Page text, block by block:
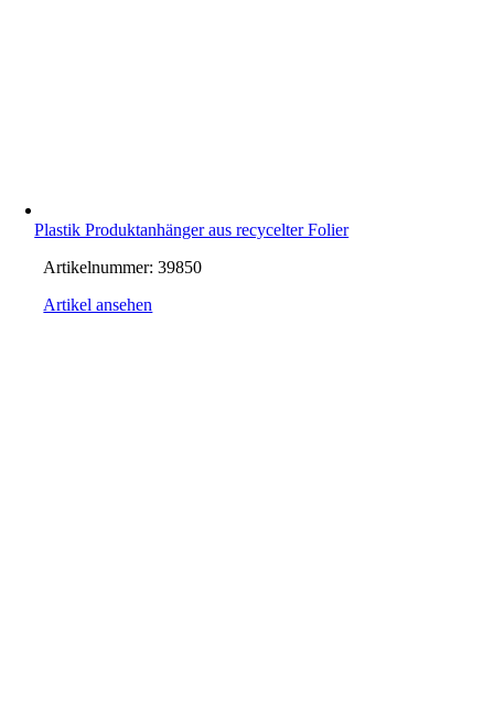
Plastik Produktanhänger aus recycelter Folier
Artikelnummer:39850
Artikel ansehen